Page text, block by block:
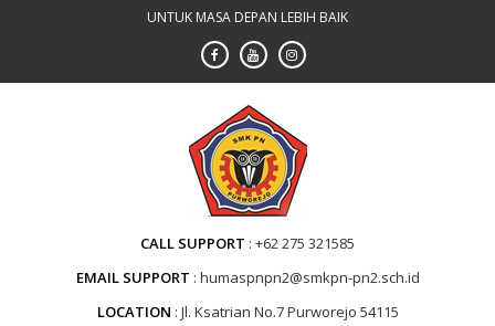
UNTUK MASA DEPAN LEBIH BAIK
CALL SUPPORT +62 275 321585
EMAIL SUPPORT humaspnpn2@smkpn-pn2.sch.id
LOCATION Jl. Ksatrian No.7 Purworejo 54115